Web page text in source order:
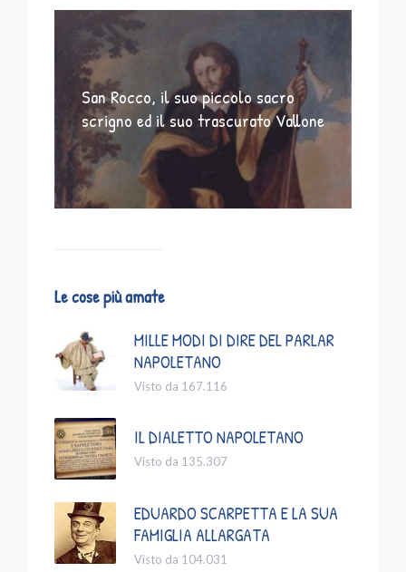
San Rocco, il suo piccolo sacro
scrigno ed il suo trascurato Vallone
Le cose più amate
MILLE MODI DI DIRE DEL PARLAR
NAPOLETANO
Visto da 167.116
IL DIALETTO NAPOLETANO
Visto da 135.307
EDUARDO SCARPETTA E LA SUA
FAMIGLIA ALLARGATA
Visto da 104.031